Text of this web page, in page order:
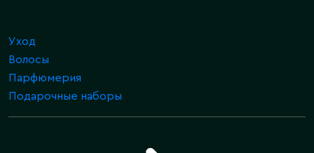
Уход
Волосы
Парфюмерия
Подарочные наборы